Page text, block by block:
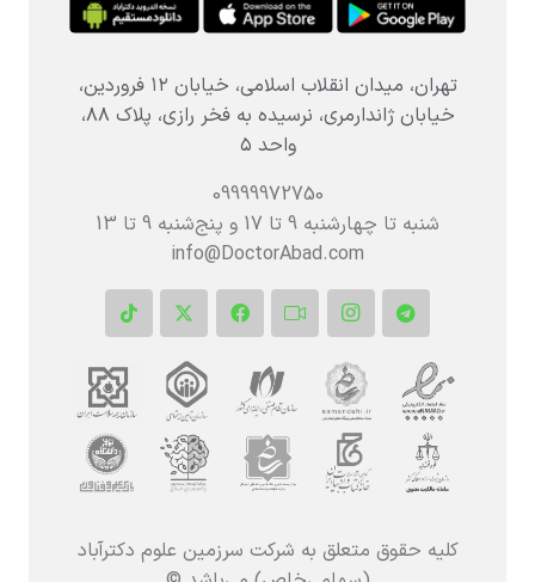
تهران، میدان انقلاب اسلامی، خیابان ۱۲ فروردین،
خیابان ژاندارمری، نرسیده به فخر رازی، پلاک ۸۸،
واحد ۵
09999972750
شنبه تا چهارشنبه 9 تا 17 و پنج‌شنبه‌ 9 تا 13
info@DoctorAbad.com
کلیه حقوق متعلق به شرکت سرزمین علوم دکترآباد